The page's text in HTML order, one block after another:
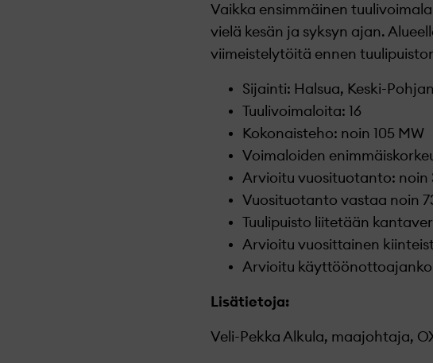
Vaikka ensimmäinen
vielä kesän ja syksyn ajan.
viimeistelytöitä ennen
Sijainti: Halsua, Keski-
Tuulivoimaloita: 16
Kokonaisteho: noin 105 MW
Voimaloiden
Arvioitu vuosituotanto: noin
Vuosituotanto vastaa noin
Tuulipuisto liitetään
Arvioitu vuosittainen
Arvioitu
Lisätietoja:
Veli-Pekka Alkula, maajohtaja,